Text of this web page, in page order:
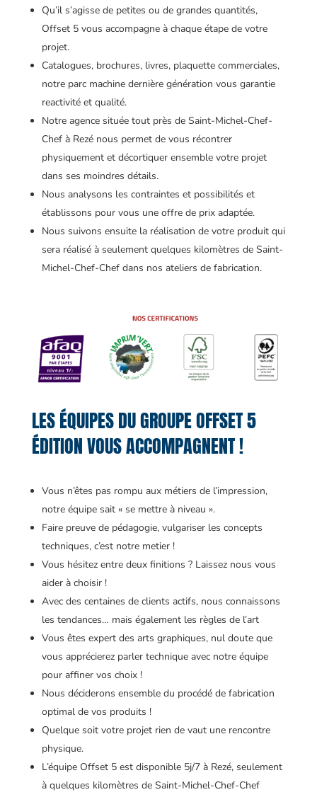
Qu’il s’agisse de petites ou de grandes quantités,
Offset 5 vous accompagne à chaque étape de votre
projet.
Catalogues, brochures, livres, plaquette commerciales,
notre parc machine dernière génération vous garantie
reactivité et qualité.
Notre agence située tout près de Saint-Michel-Chef-
Chef à Rezé nous permet de vous récontrer
physiquement et décortiquer ensemble votre projet
dans ses moindres détails.
Nous analysons les contraintes et possibilités et
établissons pour vous une offre de prix adaptée.
Nous suivons ensuite la réalisation de votre produit qui
sera réalisé à seulement quelques kilomètres de Saint-
Michel-Chef-Chef dans nos ateliers de fabrication.
LES ÉQUIPES DU GROUPE OFFSET 5
ÉDITION VOUS ACCOMPAGNENT !
Vous n’êtes pas rompu aux métiers de l’impression,
notre équipe sait « se mettre à niveau ».
Faire preuve de pédagogie, vulgariser les concepts
techniques, c’est notre metier !
Vous hésitez entre deux finitions ? Laissez nous vous
aider à choisir !
Avec des centaines de clients actifs, nous connaissons
les tendances… mais également les règles de l’art
Vous êtes expert des arts graphiques, nul doute que
vous apprécierez parler technique avec notre équipe
pour affiner vos choix !
Nous déciderons ensemble du procédé de fabrication
optimal de vos produits !
Quelque soit votre projet rien de vaut une rencontre
physique.
L’équipe Offset 5 est disponible 5j/7 à Rezé, seulement
à quelques kilomètres de Saint-Michel-Chef-Chef